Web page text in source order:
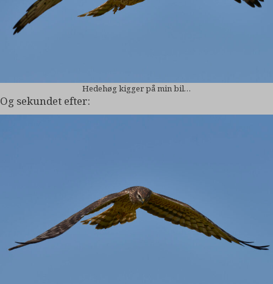
Hedehøg kigger på min bil…
Og sekundet efter: